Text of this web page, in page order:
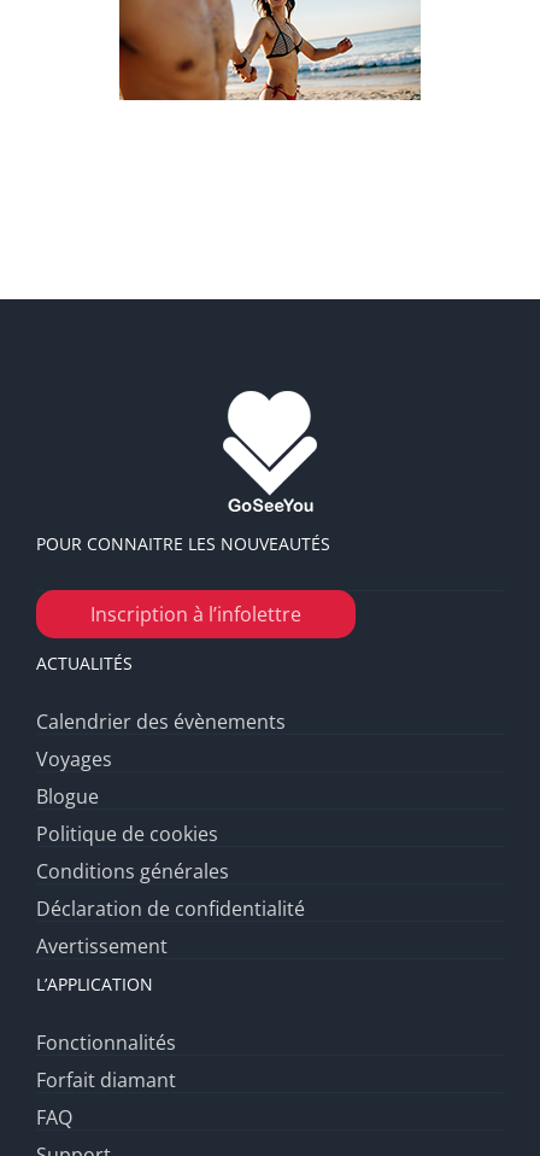
POUR CONNAITRE LES NOUVEAUTÉS
Inscription à l’infolettre
ACTUALITÉS
Calendrier des évènements
Voyages
Blogue
Politique de cookies
Conditions générales
Déclaration de confidentialité
Avertissement
L’APPLICATION
Fonctionnalités
Forfait diamant
FAQ